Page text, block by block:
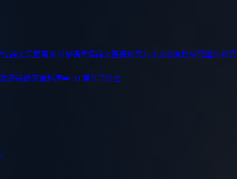
位論文怎麼寫期刊投稿準備論文基礎研究方法文獻質性研究量化研究
府補助案資料庫👑 AI 寫作工作台